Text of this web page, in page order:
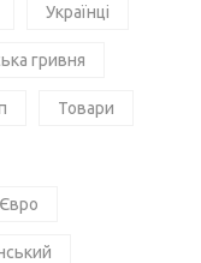
Українці
гривня
Товари
Євро